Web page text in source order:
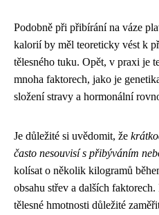
Podobně při přibírání na váze
kalorií by měl teoreticky vést k
tělesného tuku. Opět, v praxi je
mnoha faktorech, jako je
složení stravy a hormonální
Je důležité si uvědomit, že
často nesouvisí s přibýváním
kolísat o několik kilogramů
obsahu střev a dalších
tělesné hmotnosti důležité